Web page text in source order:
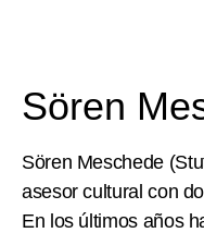
Sören
Sören Meschede
asesor cultural con
En los últimos años